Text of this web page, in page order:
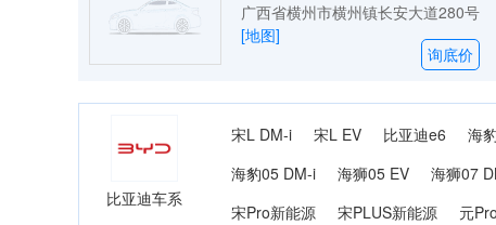
广西省横州市横州镇长安大道280号
[地图]
询底价
比亚迪车系
宋L DM-i 宋L EV 比亚迪e6 海
海豹05 DM-i
海狮05 EV 海狮07
宋Pro新能源
宋PLUS新能源 元Pro